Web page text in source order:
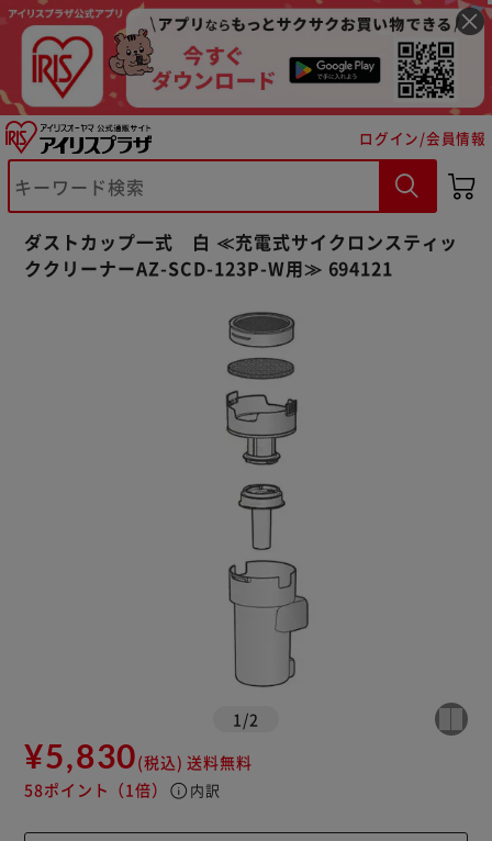
ログイン/会員情報
ダストカップ一式 白 ≪充電式サイクロンスティッ
ククリーナーAZ-SCD-123P-W用≫ 694121
1 /2
¥5,830(税込) 送料無料
58ポイント （1倍） info 内訳
※ご確認ください
カートに入れる 購入手続きへ